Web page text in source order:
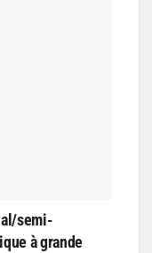
semi-
à grande